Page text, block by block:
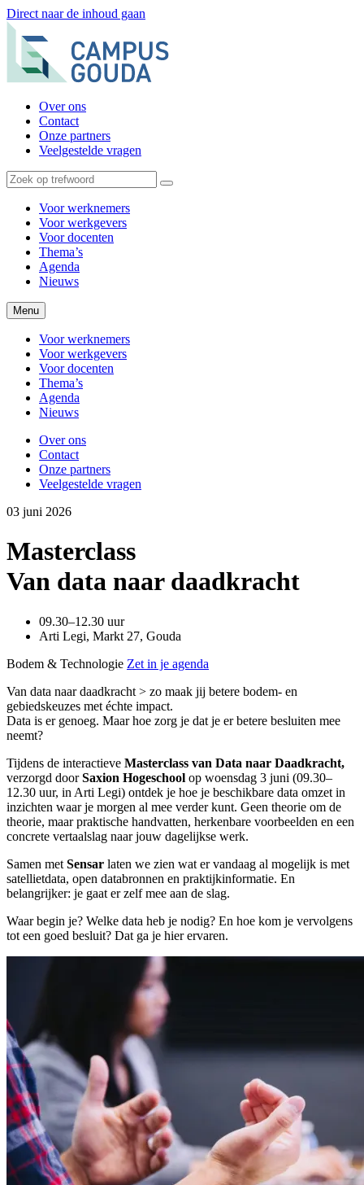
Direct naar de inhoud gaan
Over ons
Contact
Onze partners
Veelgestelde vragen
Voor werknemers
Voor werkgevers
Voor docenten
Thema’s
Agenda
Nieuws
Menu
Voor werknemers
Voor werkgevers
Voor docenten
Thema’s
Agenda
Nieuws
Over ons
Contact
Onze partners
Veelgestelde vragen
03 juni 2026
Masterclass
Van data naar daadkracht
09.30–12.30 uur
Arti Legi, Markt 27, Gouda
Bodem & Technologie Zet in je agenda
Van data naar daadkracht > zo maak jij betere bodem- en
gebiedskeuzes met échte impact.
Data is er genoeg. Maar hoe zorg je dat je er betere besluiten mee
neemt?
Tijdens de interactieve Masterclass van Data naar Daadkracht,
verzorgd doorSaxion Hogeschool op woensdag 3 juni (09.30–
12.30 uur, in Arti Legi) ontdek je hoe je beschikbare data omzet in
inzichten waar je morgen al mee verder kunt. Geen theorie om de
theorie, maar praktische handvatten, herkenbare voorbeelden en een
concrete vertaalslag naar jouw dagelijkse werk.
Samen met Sensar laten we zien wat er vandaag al mogelijk is met
satellietdata, open databronnen en praktijkinformatie. En
belangrijker: je gaat er zelf mee aan de slag.
Waar begin je? Welke data heb je nodig? En hoe kom je vervolgens
tot een goed besluit? Dat ga je hier ervaren.